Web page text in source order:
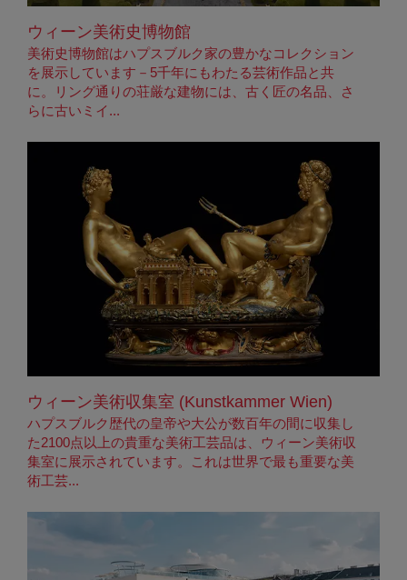
ウィーン美術史博物館
美術史博物館はハプスブルク家の豊かなコレクション
を展示しています－5千年にもわたる芸術作品と共
に。リング通りの荘厳な建物には、古く匠の名品、さ
らに古いミイ...
ウィーン美術収集室 (Kunstkammer Wien)
ハプスブルク歴代の皇帝や大公が数百年の間に収集し
た2100点以上の貴重な美術工芸品は、ウィーン美術収
集室に展示されています。これは世界で最も重要な美
術工芸...